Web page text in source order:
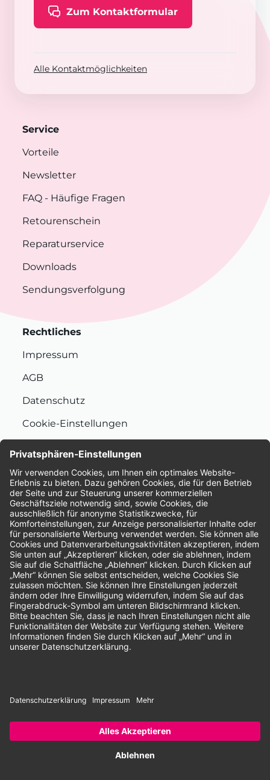
Zum Kontaktformular
Alle Kontaktmöglichkeiten
Service
Vorteile
Newsletter
FAQ - Häufige Fragen
Retourenschein
Reparaturservice
Downloads
Sendungsverfolgung
Rechtliches
Impressum
AGB
Datenschutz
Cookie-Einstellungen
Bewertungen
Unsere Zahlungsarten:
Rechnung SEPA-Lastschrift Vorkasse